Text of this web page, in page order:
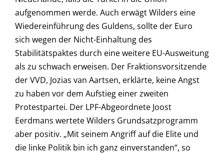
aufgenommen werde. Auch erwägt Wilders eine
Wiedereinführung des Guldens, sollte der Euro
sich wegen der Nicht-Einhaltung des
Stabilitätspaktes durch eine weitere EU-Ausweitung
als zu schwach erweisen. Der Fraktionsvorsitzende
der VVD, Jozias van Aartsen, erklärte, keine Angst
zu haben vor dem Aufstieg einer zweiten
Protestpartei. Der LPF-Abgeordnete Joost
Eerdmans wertete Wilders Grundsatzprogramm
aber positiv. „Mit seinem Angriff auf die Elite und
die linke Politik bin ich ganz einverstanden“, so